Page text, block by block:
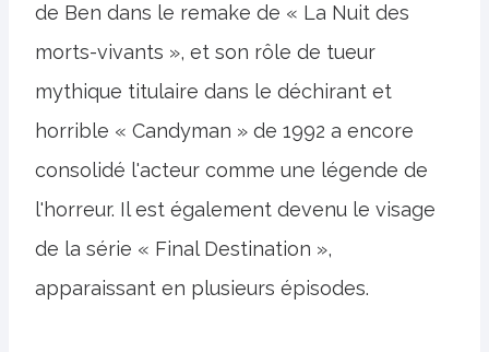
de Ben dans le remake de « La Nuit des
morts-vivants », et son rôle de tueur
mythique titulaire dans le déchirant et
horrible « Candyman » de 1992 a encore
consolidé l'acteur comme une légende de
l'horreur. Il est également devenu le visage
de la série « Final Destination »,
apparaissant en plusieurs épisodes.